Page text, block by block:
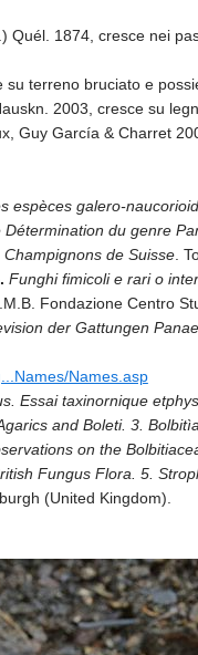
Quél. 1874, cresce nei
su terreno bruciato e
2003, cresce su
Guy García & Charret
espèces galero-
Détermination du genre
Champignons de Suisse.
Funghi fimicoli e rari o
Fondazione Centro
der Gattungen
Names.asp
Essai taxinornique
and Boleti. 3.
on the
Fungus Flora. 5.
(United Kingdom).